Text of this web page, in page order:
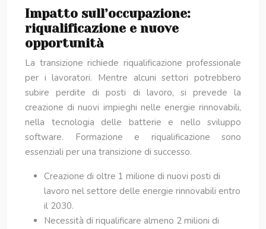
Impatto sull’occupazione:
riqualificazione e nuove
opportunità
La transizione richiede riqualificazione professionale
per i lavoratori. Mentre alcuni settori potrebbero
subire perdite di posti di lavoro, si prevede la
creazione di nuovi impieghi nelle energie rinnovabili,
nella tecnologia delle batterie e nello sviluppo
software. Formazione e riqualificazione sono
essenziali per una transizione di successo.
Creazione di oltre 1 milione di nuovi posti di
lavoro nel settore delle energie rinnovabili entro
il 2030.
Necessità di riqualificare almeno 2 milioni di